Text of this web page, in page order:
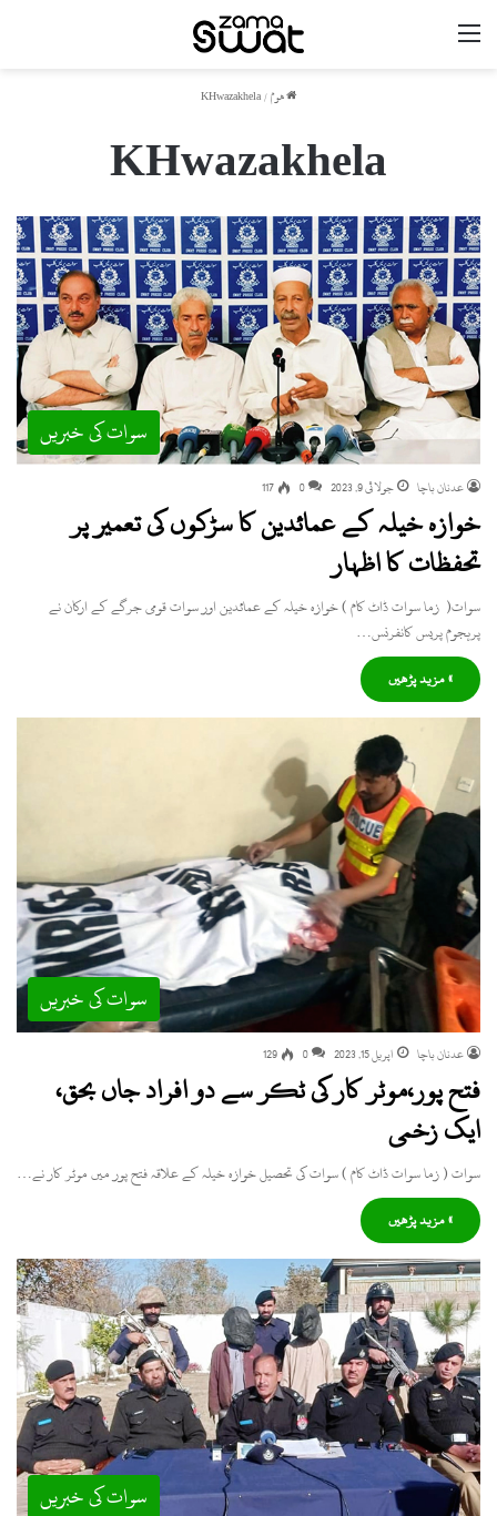
ھوم/
KHwazakhela
KHwazakhela
سوات کی خبریں
عدنان باچا جولائی 9, 2023 0
117
خوازہ خیلہ کے عمائدین کا سڑکوں کی تعمیر پر
تحفظات کا اظہار
سوات( زما سوات ڈاٹ کام ) خوازہ خیلہ کے عمائدین اور سوات قومی جرگے کے ارکان نے
پرہجوم پریس کانفرنس…
» مزید پڑھیں
سوات کی خبریں
عدنان باچا اپریل 15, 2023 0
129
فتح پور،موٹر کار کی ٹکر سے دو افراد جاں بحق،
ایک زخمی
سوات ( زما سوات ڈاٹ کام ) سوات کی تحصیل خوازہ خیلہ کے علاقہ فتح پور میں موٹر کار نے…
» مزید پڑھیں
سوات کی خبریں